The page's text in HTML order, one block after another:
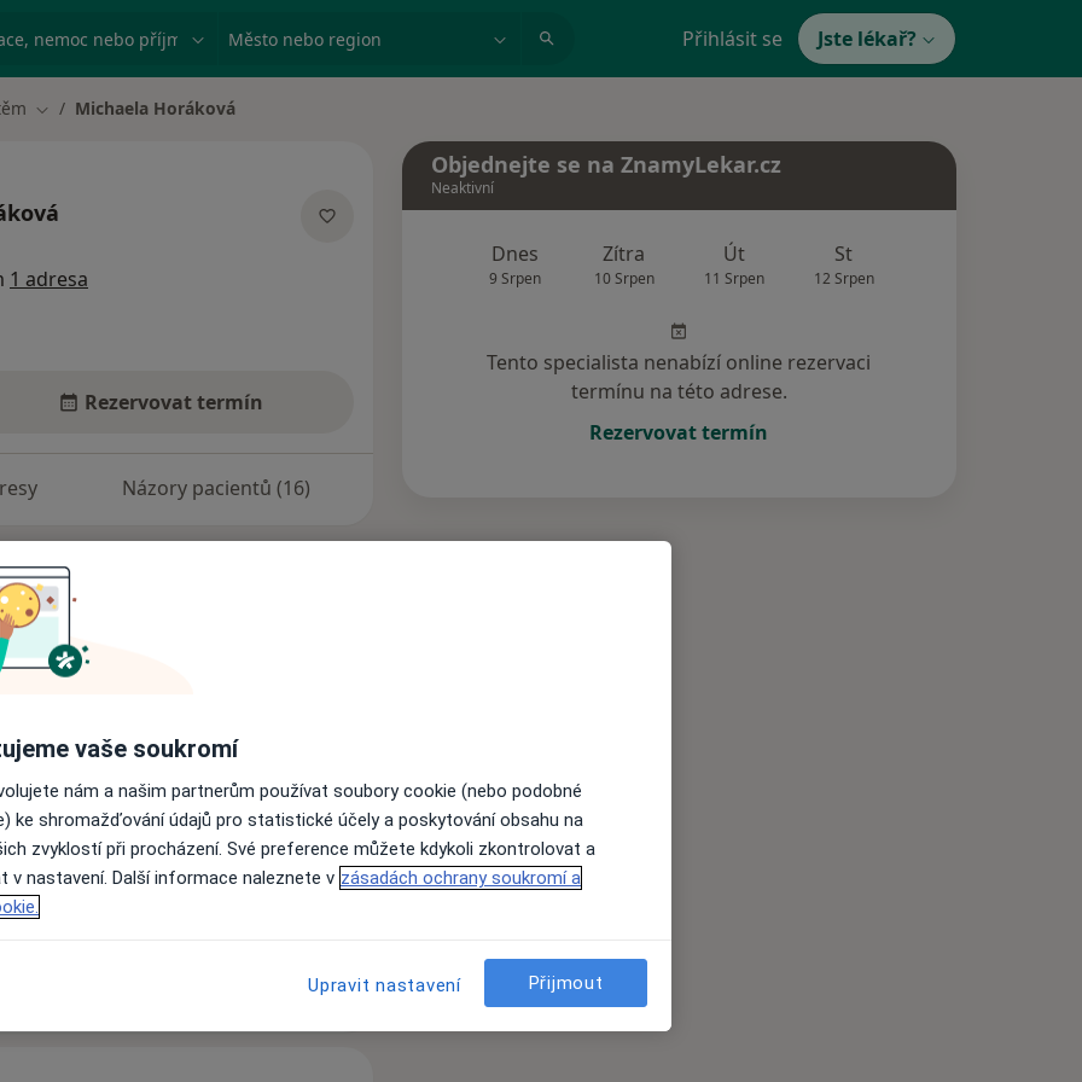
nemoc nebo příjmení Město nebo region Přihlásit se Jste lékař?
Změna města
Michaela Horáková
1 adresa
Rezervovat termín
Názory pacientů (16)
pod Radhoštěm poskytuje
na neurologické
pojišťovnami:
nejsou k dispozici
informace o svých službách.
Objednejte se na ZnamyLekar.cz
Neaktivní
Dnes
9 Srpen
Zítra
10 Srpen
Út
11 Srpen
St
12 Srpen
Tento specialista nenabízí online rezervaci
termínu na této adrese.
Rezervovat termín
vaše soukromí
nám a našim partnerům používat soubory cookie (nebo podobné
ke shromažďování údajů pro statistické účely a poskytování obsahu na
zvyklostí při procházení. Své preference můžete kdykoli zkontrolovat a
v nastavení. Další informace naleznete v zásadách ochrany soukromí a
Upravit nastavení Přijmout